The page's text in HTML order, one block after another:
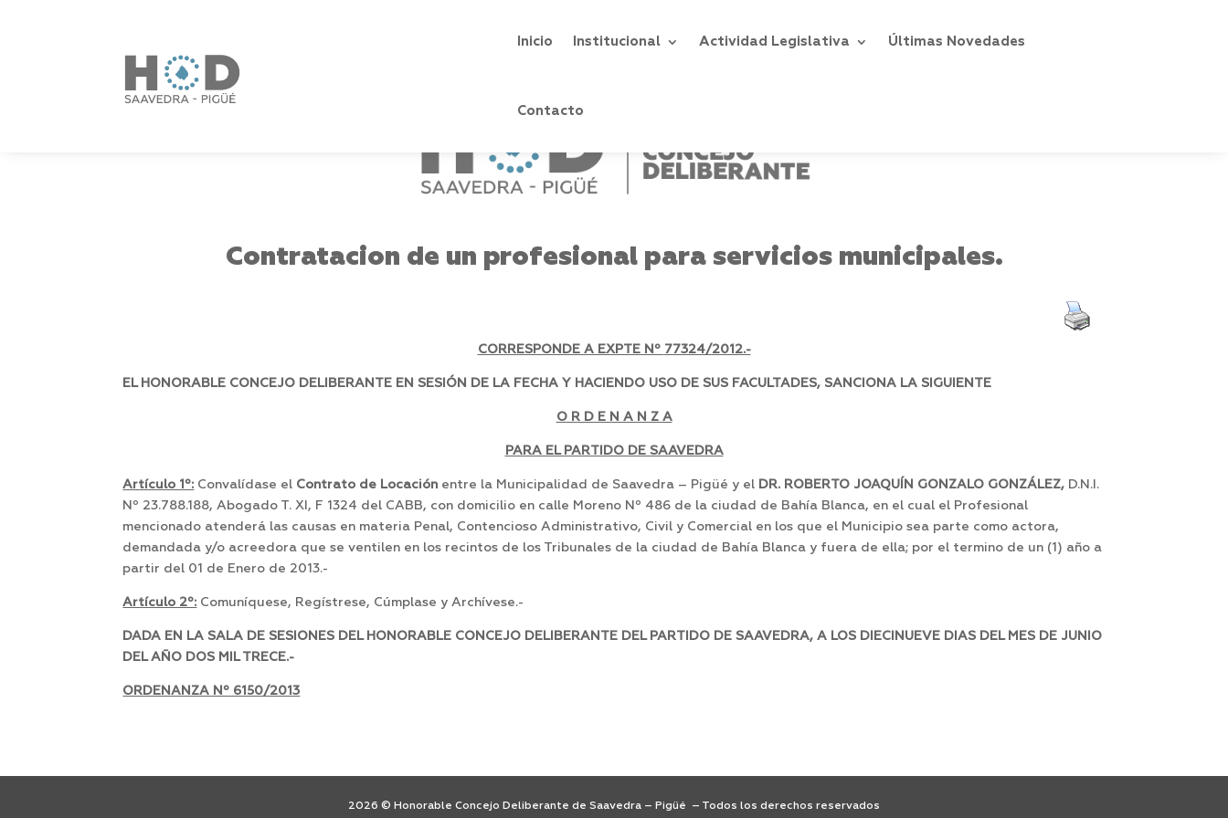
Inicio Institucional Actividad Legislativa Últimas Novedades
Contacto
Contratacion de un profesional para servicios municipales.
CORRESPONDE A EXPTE Nº 77324/2012.-
EL HONORABLE CONCEJO DELIBERANTE EN SESIÓN DE LA FECHA Y HACIENDO USO DE SUS FACULTADES, SANCIONA LA SIGUIENTE
O R D E N A N Z A
PARA EL PARTIDO DE SAAVEDRA
Artículo 1º: Convalídase el Contrato de Locación entre la Municipalidad de Saavedra – Pigüé y el DR. ROBERTO JOAQUÍN GONZALO GONZÁLEZ, D.N.I.
Nº 23.788.188, Abogado T. XI, F 1324 del CABB, con domicilio en calle Moreno Nº 486 de la ciudad de Bahía Blanca, en el cual el Profesional
mencionado atenderá las causas en materia Penal, Contencioso Administrativo, Civil y Comercial en los que el Municipio sea parte como actora,
demandada y/o acreedora que se ventilen en los recintos de los Tribunales de la ciudad de Bahía Blanca y fuera de ella; por el termino de un (1) año a
partir del 01 de Enero de 2013.-
Artículo 2º: Comuníquese, Regístrese, Cúmplase y Archívese.-
DADA EN LA SALA DE SESIONES DEL HONORABLE CONCEJO DELIBERANTE DEL PARTIDO DE SAAVEDRA, A LOS DIECINUEVE DIAS DEL MES DE JUNIO
DEL AÑO DOS MIL TRECE.-
ORDENANZA Nº 6150/2013
2026 © Honorable Concejo Deliberante de Saavedra – Pigüé – Todos los derechos reservados